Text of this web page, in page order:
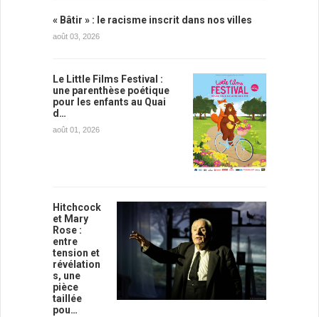
« Bâtir » : le racisme inscrit dans nos villes
août 03, 2026
Le Little Films Festival :
une parenthèse poétique
pour les enfants au Quai
d…
août 01, 2026
Hitchcock
et Mary
Rose :
entre
tension et
révélation
s, une
pièce
taillée
pou…